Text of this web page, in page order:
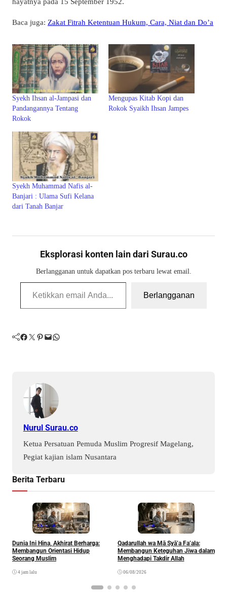
Baca juga: Zakat Fitrah Ketentuan Hukum, Cara, Niat dan Do’a
Syekh Ihsan al-Jampasi dan
Pandangannya Tentang
Rokok
Mengupas Kitab Kopi dan
Rokok Syaikh Ihsan Jampes
Syekh Muhammad Nafis al-
Banjari : Ulama Sufi Kelana
dari Tanah Banjar
Eksplorasi konten lain dari Surau.co
Berlangganan untuk dapatkan pos terbaru lewat email.
Ketikkan email Anda...
Berlangganan
Facebook Twitter Pinterest Mail WhatsApp
Nurul Surau.co
Ketua Persatuan Pemuda Muslim Progresif Magelang,
Pegiat kajian islam Nusantara
Berita Terbaru
Khazanah
Dunia Ini Hina, Akhirat Berharga:
Membangun Orientasi Hidup
Seorang Muslim
4 jam lalu
Ibadah
Qadarullah wa Mā Syā’a Fa’ala:
Membangun Keteguhan Jiwa dalam
Menghadapi Takdir Allah
06/08/2026